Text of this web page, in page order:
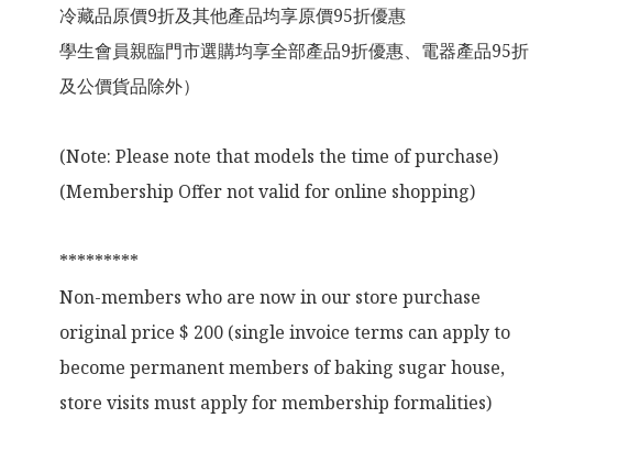
冷藏品原價9折及其他產品均享原價95折優惠
學生會員親臨門市選購均享全部產品9折優惠、電器產品95折
及公價貨品除外）
(Note: Please note that models the time of purchase)
(Membership Offer not valid for online shopping)
*********
Non-members who are now in our store purchase
original price $ 200 (single invoice terms can apply to
become permanent members of baking sugar house,
store visits must apply for membership formalities)